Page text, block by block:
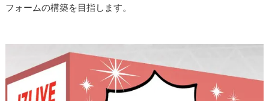
フォームの構築を目指します。